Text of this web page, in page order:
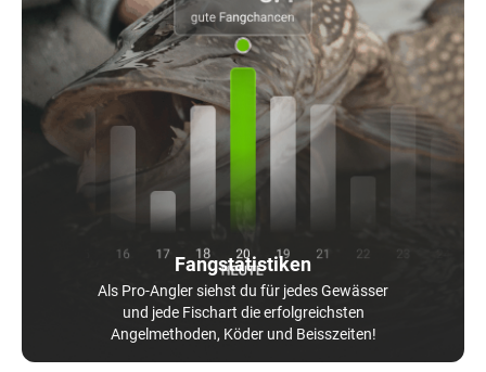
Fangstatistiken
Als Pro-Angler siehst du für jedes Gewässer
und jede Fischart die erfolgreichsten
Angelmethoden, Köder und Beisszeiten!